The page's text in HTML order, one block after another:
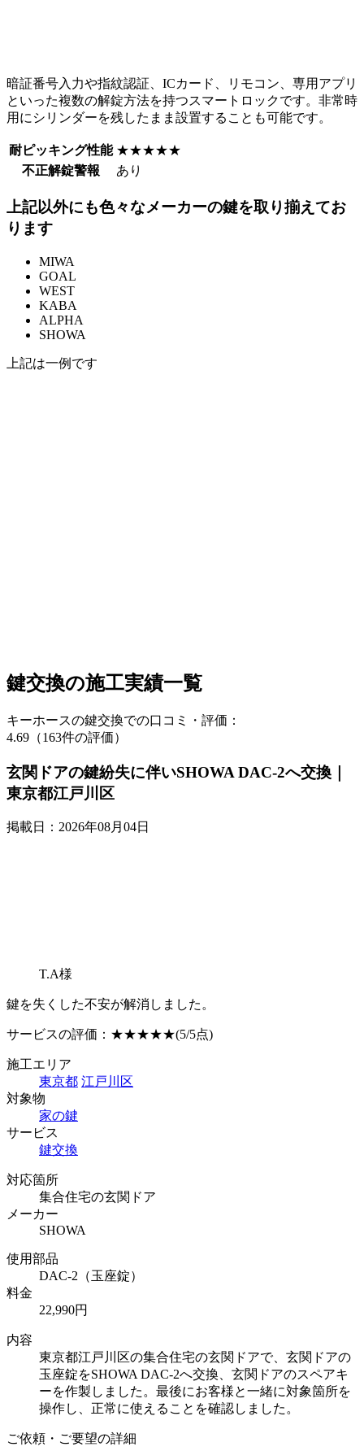
暗証番号入力や指紋認証、ICカード、リモコン、専用アプリ
といった複数の解錠方法を持つスマートロックです。非常時
用にシリンダーを残したまま設置することも可能です。
耐ピッキング性能 ★★★★★
不正解錠警報
あり
上記以外にも色々なメーカーの鍵を取り揃えてお
ります
MIWA
GOAL
WEST
KABA
ALPHA
SHOWA
上記は一例です
鍵交換の施工実績一覧
キーホースの鍵交換での口コミ・評価：
4.69（163件の評価）
玄関ドアの鍵紛失に伴いSHOWA DAC-2へ交換｜
東京都江戸川区
掲載日：2026年08月04日
T.A様
鍵を失くした不安が解消しました。
サービスの評価： ★★★★★(5/5点)
施工エリア
東京都 江戸川区
対象物
家の鍵
サービス
鍵交換
対応箇所
集合住宅の玄関ドア
メーカー
SHOWA
使用部品
DAC-2（玉座錠）
料金
22,990円
内容
東京都江戸川区の集合住宅の玄関ドアで、玄関ドアの
玉座錠をSHOWA DAC-2へ交換、玄関ドアのスペアキ
ーを作製しました。最後にお客様と一緒に対象箇所を
操作し、正常に使えることを確認しました。
ご依頼・ご要望の詳細